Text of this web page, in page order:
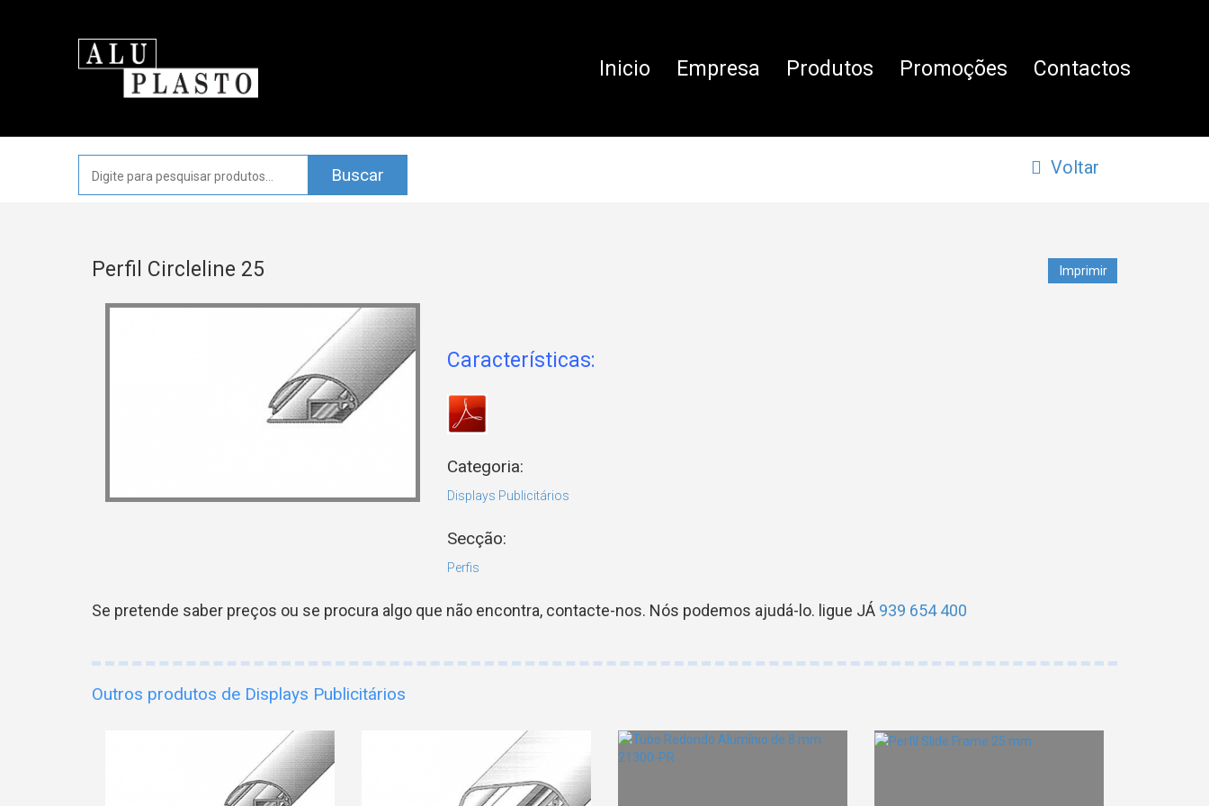
Inicio Empresa Produtos Promoções Contactos
Voltar
Perfil Circleline 25 Imprimir
Características:
Categoria:
Displays Publicitários
Secção:
Perfis
Se pretende saber preços ou se procura algo que não encontra, contacte-nos. Nós podemos ajudá-lo. ligue JÁ 939 654 400
Outros produtos de Displays Publicitários